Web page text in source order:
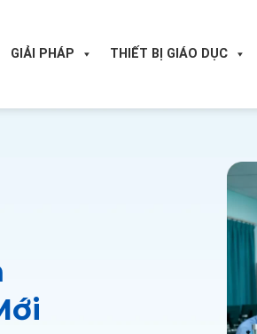
GIẢI PHÁP THIẾT BỊ GIÁO DỤC